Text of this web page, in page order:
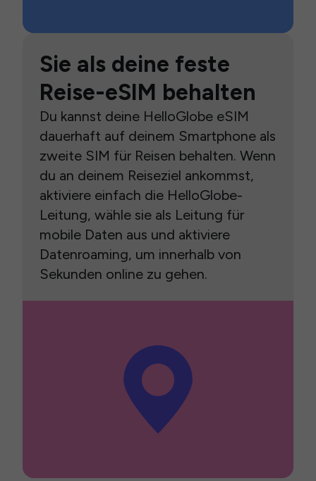
Sie als deine feste
Reise-eSIM behalten
Du kannst deine HelloGlobe eSIM
dauerhaft auf deinem Smartphone als
zweite SIM für Reisen behalten. Wenn
du an deinem Reiseziel ankommst,
aktiviere einfach die HelloGlobe-
Leitung, wähle sie als Leitung für
mobile Daten aus und aktiviere
Datenroaming, um innerhalb von
Sekunden online zu gehen.